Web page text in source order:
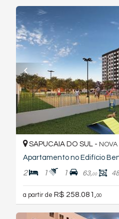
SAPUCAIA DO SUL -
Apartamento no Edifício
2 1 1 63,00
a partir de R$ 258.081, 00